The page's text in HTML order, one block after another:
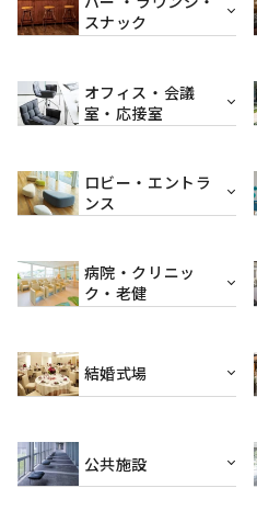
スナック
オフィス・会議
室・応接室
ロビー・エントラ
ンス
病院・クリニッ
ク・老健
結婚式場
公共施設